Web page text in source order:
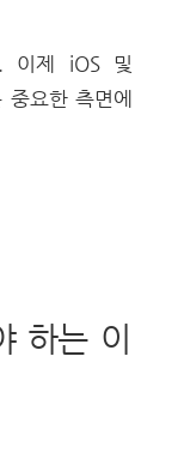
이제 iOS 및
요한 측면에
하는 이